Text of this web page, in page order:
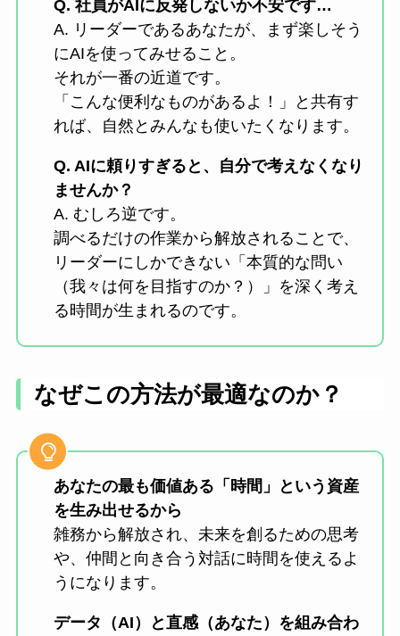
Q. 社員がAIに反発しないか不安です…
A. リーダーであるあなたが、まず楽しそう
にAIを使ってみせること。
それが一番の近道です。
「こんな便利なものがあるよ！」と共有す
れば、自然とみんなも使いたくなります。
Q. AIに頼りすぎると、自分で考えなくなり
ませんか？
A. むしろ逆です。
調べるだけの作業から解放されることで、
リーダーにしかできない「本質的な問い
（我々は何を目指すのか？）」を深く考え
る時間が生まれるのです。
なぜこの方法が最適なのか？
あなたの最も価値ある「時間」という資産
を生み出せるから
雑務から解放され、未来を創るための思考
や、仲間と向き合う対話に時間を使えるよ
うになります。
データ（AI）と直感（あなた）を組み合わ